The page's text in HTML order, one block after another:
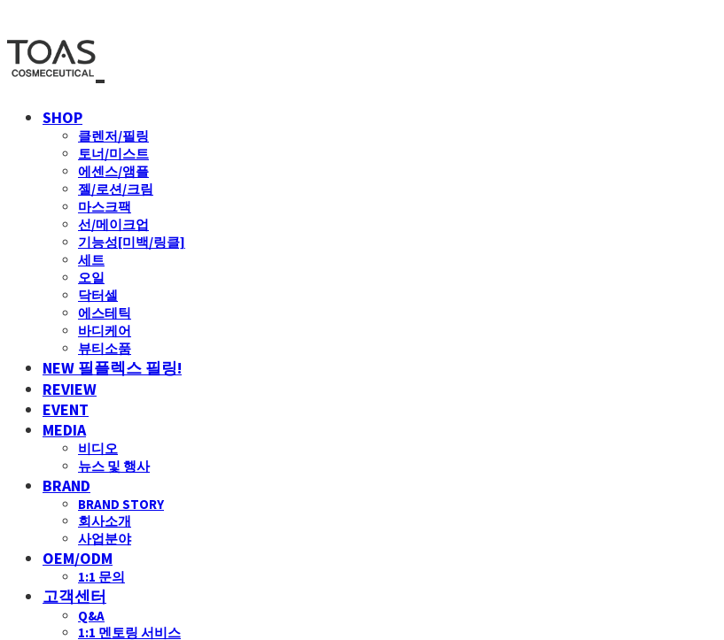
SHOP
클렌저/필링
토너/미스트
에센스/앰플
젤/로션/크림
마스크팩
선/메이크업
기능성[미백/링클]
세트
오일
닥터셀
에스테틱
바디케어
뷰티소품
NEW 필플렉스 필링!
REVIEW
EVENT
MEDIA
비디오
뉴스 및 행사
BRAND
BRAND STORY
회사소개
사업분야
OEM/ODM
1:1 문의
고객센터
Q&A
1:1 멘토링 서비스